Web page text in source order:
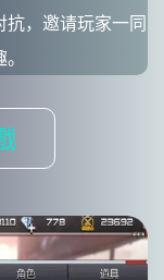
，邀请玩家一同